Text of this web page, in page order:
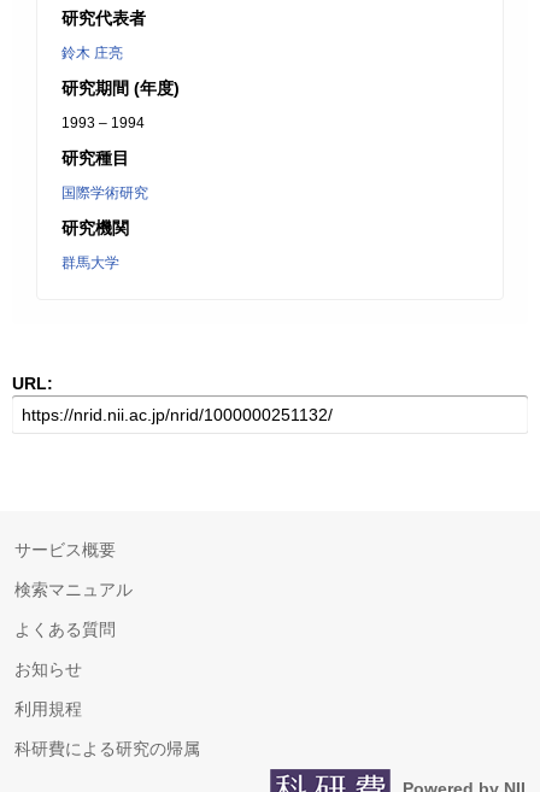
研究代表者
鈴木 庄亮
研究期間 (年度)
1993 – 1994
研究種目
国際学術研究
研究機関
群馬大学
URL:
サービス概要
検索マニュアル
よくある質問
お知らせ
利用規程
科研費による研究の帰属